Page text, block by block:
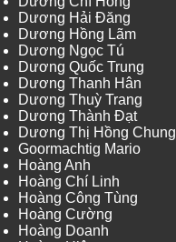
Dương Hải Đăng
Dương Hồng Lãm
Dương Ngọc Tú
Dương Quốc Trung
Dương Thanh Hân
Dương Thuỳ Trang
Dương Thành Đạt
Dương Thị Hồng Chung
Goormachtig Mario
Hoàng Anh
Hoàng Chí Linh
Hoàng Công Tùng
Hoàng Cường
Hoàng Doanh